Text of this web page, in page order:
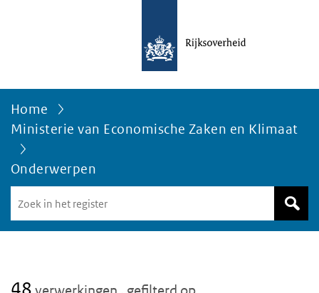
Home
Ministerie van Economische Zaken en Klimaat
Onderwerpen
in
het